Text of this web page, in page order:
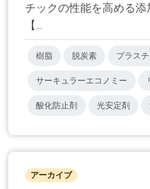
チックの性能を高める
【...
樹脂 脱炭素 プラス
サーキュラーエコノミー
酸化防止剤 光安定剤
アーカイブ